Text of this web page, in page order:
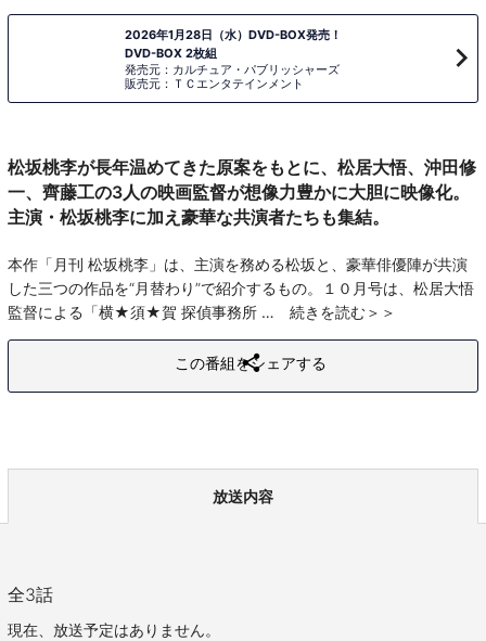
2026年1月28日（水）DVD-BOX発売！
DVD-BOX 2枚組
発売元：カルチュア・パブリッシャーズ
販売元：ＴＣエンタテインメント
松坂桃李が長年温めてきた原案をもとに、松居大悟、沖田修
一、齊藤工の3人の映画監督が想像力豊かに大胆に映像化。
主演・松坂桃李に加え豪華な共演者たちも集結。
本作「月刊 松坂桃李」は、主演を務める松坂と、豪華俳優陣が共演
した三つの作品を“月替わり”で紹介するもの。１０月号は、松居大悟
監督による「横★須★賀 探偵事務所
続きを読む
この番組をシェアする
放送内容
全3話
現在、放送予定はありません。